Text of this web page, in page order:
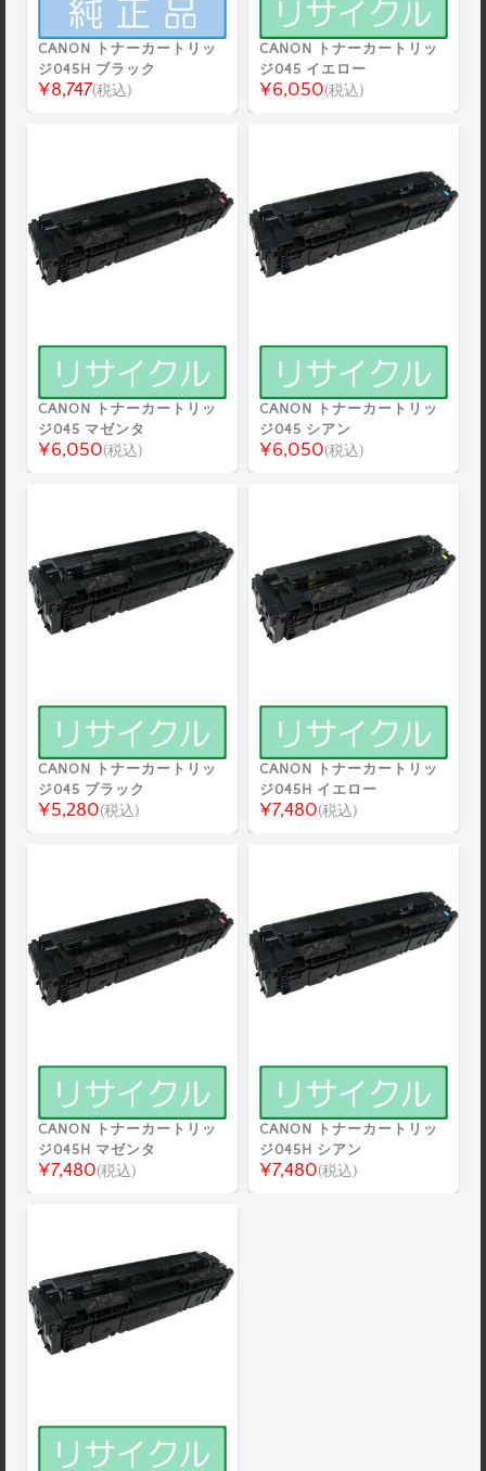
CANON トナーカートリッ
ジ045H ブラック
¥8,747(税込)
CANON トナーカートリッ
ジ045 イエロー
¥6,050(税込)
CANON トナーカートリッ
ジ045 マゼンタ
¥6,050(税込)
CANON トナーカートリッ
ジ045 シアン
¥6,050(税込)
CANON トナーカートリッ
ジ045 ブラック
¥5,280(税込)
CANON トナーカートリッ
ジ045H イエロー
¥7,480(税込)
CANON トナーカートリッ
ジ045H マゼンタ
¥7,480(税込)
CANON トナーカートリッ
ジ045H シアン
¥7,480(税込)